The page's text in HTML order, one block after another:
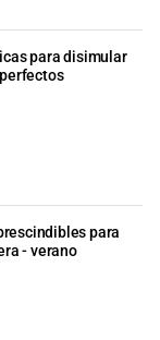
para disimular
para
- verano